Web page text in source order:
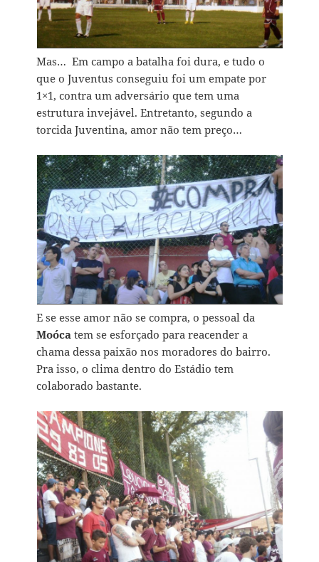
Mas… Em campo a batalha foi dura, e tudo o
que o Juventus conseguiu foi um empate por
1×1, contra um adversário que tem uma
estrutura invejável. Entretanto, segundo a
torcida Juventina, amor não tem preço…
E se esse amor não se compra, o pessoal da
Moócatem se esforçado para reacender a
chama dessa paixão nos moradores do bairro.
Pra isso, o clima dentro do Estádio tem
colaborado bastante.